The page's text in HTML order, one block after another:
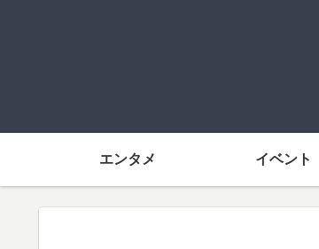
エンタメ イベント